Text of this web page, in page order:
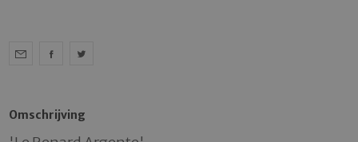
Omschrijving